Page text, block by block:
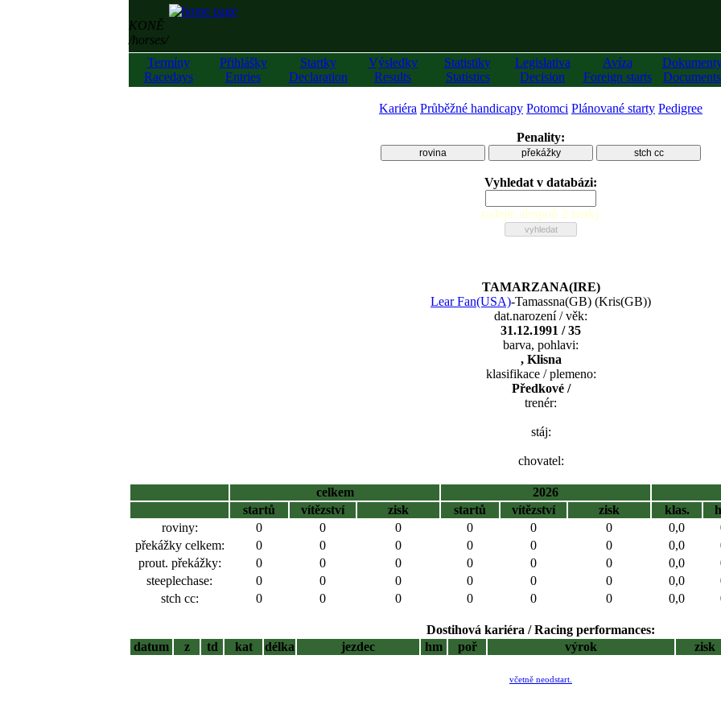
KONĚ
/horses/
Termíny
Racedays
Přihlášky
Entries
Startky
Declaration
Výsledky
Results
Statistiky
Statistics
Legislativa
Decision
Avíza
Foreign starts
Documents
Kariéra Průběžné handicapy Potomci Plánované starty Pedigree
Penality:
rovina překážky stch cc
Vyhledat v databázi:
zadejte alespoň 2 znaky
TAMARZANA(IRE)
Lear Fan(USA)-Tamassna(GB) (Kris(GB))
dat.narození / věk:
31.12.1991 / 35
barva, pohlavi:
, Klisna
klasifikace / plemeno:
Předkové /
trenér:
stáj:
chovatel:
celkem
2026
startů
vítězství zisk startů vítězství zisk klas.
roviny:
0 0 0 0 0 0 0,0
překážky celkem:
0 0 0 0 0 0 0,0
prout. překážky:
0 0 0 0 0 0 0,0
steeplechase:
0 0 0 0 0 0 0,0
stch cc:
0 0 0 0 0 0 0,0
Dostihová kariéra / Racing performances:
datum
z td kat délka jezdec hm poř výrok zisk
včetně neodstart.